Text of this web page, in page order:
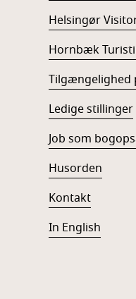
Helsingør
Hornbæk
Tilgængelighed
Ledige stillinger
Job som
Husorden
Kontakt
In English